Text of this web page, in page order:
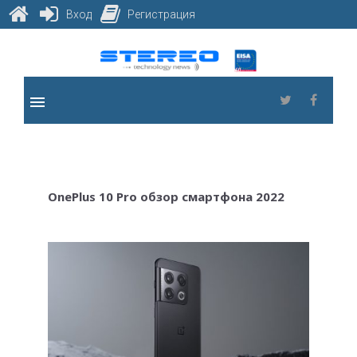
content
Twitter
menu
OnePlus 10 Pro обзор смартфона 2022
Вход Регистрация